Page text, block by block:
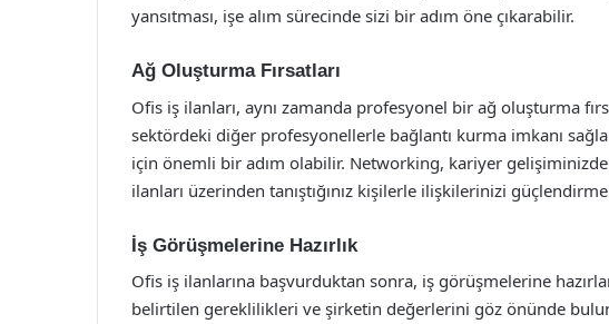
yansıtması, işe alım sürecinde sizi bir adım öne çıkarabilir.
Ağ Oluşturma Fırsatları
Ofis iş ilanları, aynı zamanda profesyonel bir ağ oluşturma
sektördeki diğer profesyonellerle bağlantı kurma imkanı
için önemli bir adım olabilir. Networking, kariyer
ilanları üzerinden tanıştığınız kişilerle ilişkilerinizi
İş Görüşmelerine Hazırlık
Ofis iş ilanlarına başvurduktan sonra, iş görüşmelerine
belirtilen gereklilikleri ve şirketin değerlerini göz önünde